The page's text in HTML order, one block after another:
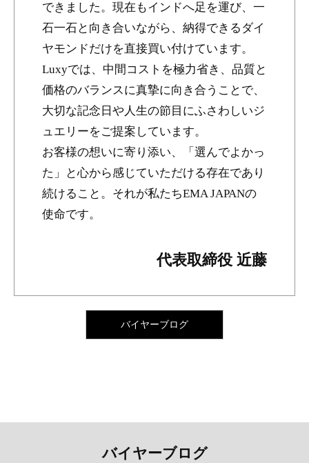
できました。現在もインドへ足を運び、一
石一石と向き合いながら、納得できるダイ
ヤモンドだけを直接買い付けています。
Luxyでは、中間コストを極力省き、品質と
価格のバランスに真摯に向き合うことで、
大切な記念日や人生の節目にふさわしいジ
ュエリーをご提案しています。
お客様の想いに寄り添い、「選んでよかっ
た」と心から感じていただける存在であり
続けること。それが私たちEMA JAPANの
使命です。
代表取締役 近藤
バイヤーブログ
バイヤーブログ